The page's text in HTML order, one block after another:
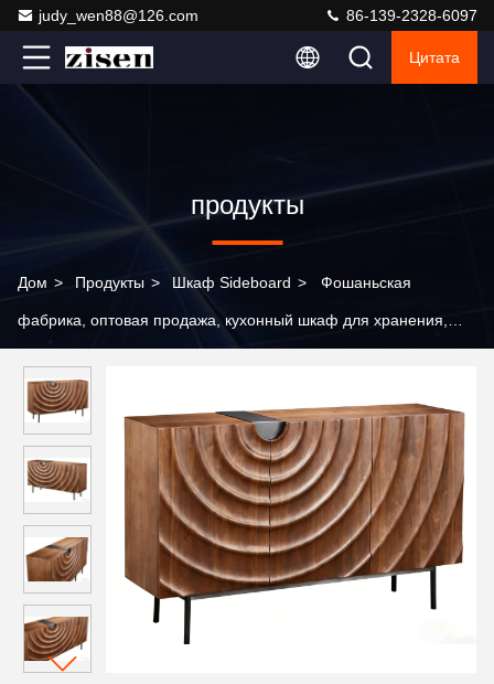
judy_wen88@126.com 86-139-2328-6097
Цитата
продукты
Дом > Продукты > Шкаф Sideboard > Фошаньская
фабрика, оптовая продажа, кухонный шкаф для хранения,
дверцами и ящиками